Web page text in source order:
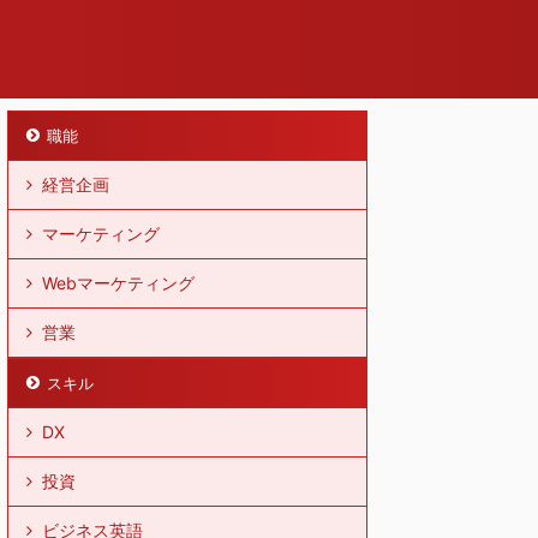
職能
経営企画
マーケティング
Webマーケティング
営業
スキル
DX
投資
ビジネス英語